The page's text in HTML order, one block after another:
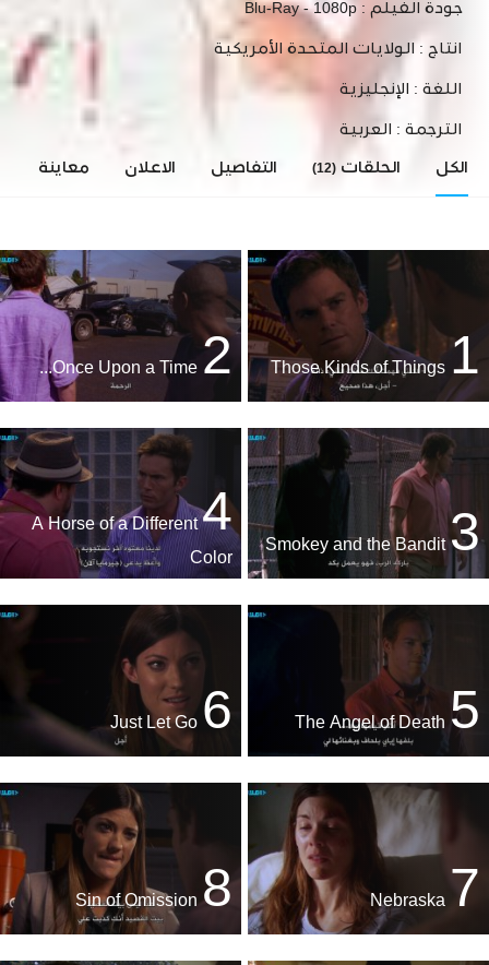
جودة الفيلم : Blu-Ray - 1080p
انتاج : الولايات المتحدة الأمريكية
اللغة : الإنجليزية
الترجمة : العربية
الكل الحلقات (12) التفاصيل الاعلان معاينة
1
2
3
Smokey and the Bandit
4
A Horse of a Different
Color
5
6
7
8
Sin of Omission